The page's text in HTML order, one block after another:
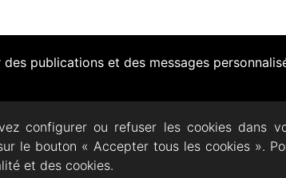
publications et des messages
DOCUMENTATION PRATIQUE
configurer ou refuser les cookies dans
le bouton « Accepter tous les cookies ».
et des cookies.